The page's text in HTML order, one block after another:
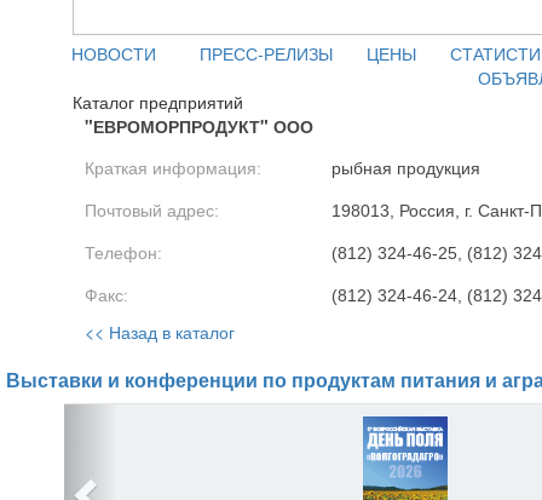
НОВОСТИ ПРЕСС-РЕЛИЗЫ ЦЕНЫ
Каталог предприятий
"ЕВРОМОРПРОДУКТ" ООО
Краткая информация: рыбная продукция
Почтовый адрес: 198013, Россия, г. Санкт-
Телефон: (812) 324-46-25, (812)
Факс: (812) 324-46-24, (812)
<< Назад в каталог
Выставки и конференции по продуктам питания и